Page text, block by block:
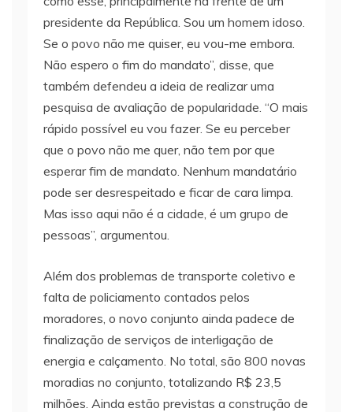
presidente da República. Sou um homem idoso.
Se o povo não me quiser, eu vou-me embora.
Não espero o fim do mandato”, disse, que
também defendeu a ideia de realizar uma
pesquisa de avaliação de popularidade. “O mais
rápido possível eu vou fazer. Se eu perceber
que o povo não me quer, não tem por que
esperar fim de mandato. Nenhum mandatário
pode ser desrespeitado e ficar de cara limpa.
Mas isso aqui não é a cidade, é um grupo de
pessoas”, argumentou.
Além dos problemas de transporte coletivo e
falta de policiamento contados pelos
moradores, o novo conjunto ainda padece de
finalização de serviços de interligação de
energia e calçamento. No total, são 800 novas
moradias no conjunto, totalizando R$ 23,5
milhões. Ainda estão previstas a construção de